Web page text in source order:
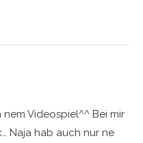
Videospiel^^ Bei mir
Naja hab auch nur ne